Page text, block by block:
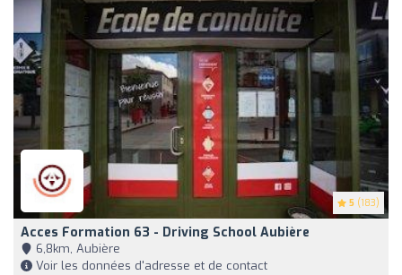
5 (183)
Acces Formation 63 - Driving School Aubière
6,8km, Aubière
Voir les données d'adresse et de contact